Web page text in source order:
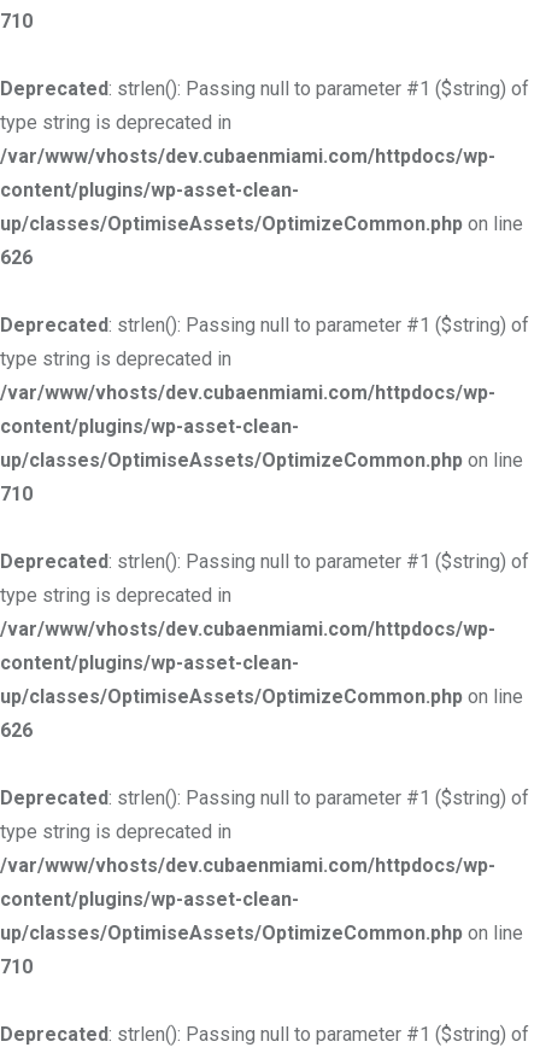
710
Deprecated: strlen(): Passing null to parameter #1 ($string) of
type string is deprecated in
/var/www/vhosts/dev.cubaenmiami.com/httpdocs/wp-
content/plugins/wp-asset-clean-
up/classes/OptimiseAssets/OptimizeCommon.php on line
626
Deprecated: strlen(): Passing null to parameter #1 ($string) of
type string is deprecated in
/var/www/vhosts/dev.cubaenmiami.com/httpdocs/wp-
content/plugins/wp-asset-clean-
up/classes/OptimiseAssets/OptimizeCommon.php on line
710
Deprecated: strlen(): Passing null to parameter #1 ($string) of
type string is deprecated in
/var/www/vhosts/dev.cubaenmiami.com/httpdocs/wp-
content/plugins/wp-asset-clean-
up/classes/OptimiseAssets/OptimizeCommon.php on line
626
Deprecated: strlen(): Passing null to parameter #1 ($string) of
type string is deprecated in
/var/www/vhosts/dev.cubaenmiami.com/httpdocs/wp-
content/plugins/wp-asset-clean-
up/classes/OptimiseAssets/OptimizeCommon.php on line
710
Deprecated: strlen(): Passing null to parameter #1 ($string) of